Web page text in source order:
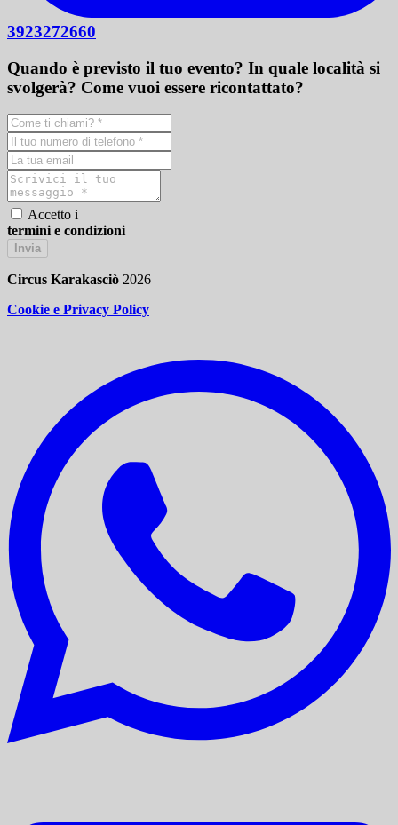
3923272660
Quando è previsto il tuo evento? In quale località si
svolgerà? Come vuoi essere ricontattato?
Accetto i
termini e condizioni
Invia
Circus Karakasciò 2026
Cookie e Privacy Policy